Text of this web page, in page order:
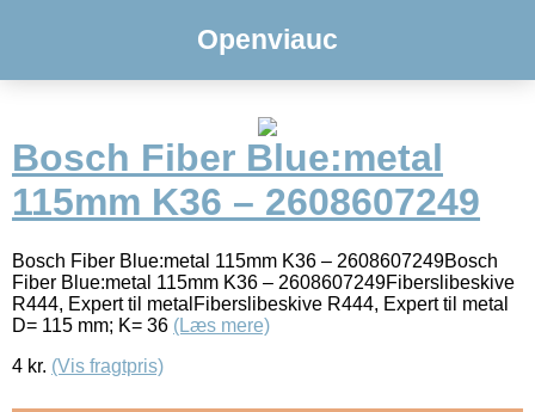
Openviauc
Bosch Fiber Blue:metal
115mm K36 – 2608607249
Bosch Fiber Blue:metal 115mm K36 – 2608607249Bosch
Fiber Blue:metal 115mm K36 – 2608607249Fiberslibeskive
R444, Expert til metalFiberslibeskive R444, Expert til metal
D= 115 mm; K= 36 (Læs mere)
4 kr. (Vis fragtpris)